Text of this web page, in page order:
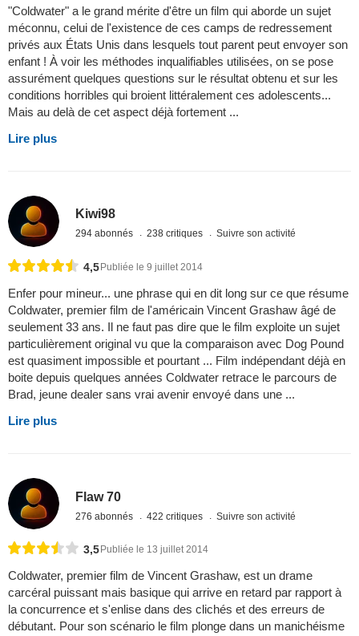
"Coldwater" a le grand mérite d'être un film qui aborde un sujet
méconnu, celui de l'existence de ces camps de redressement
privés aux États Unis dans lesquels tout parent peut envoyer son
enfant ! À voir les méthodes inqualifiables utilisées, on se pose
assurément quelques questions sur le résultat obtenu et sur les
conditions horribles qui broient littéralement ces adolescents...
Mais au delà de cet aspect déjà fortement ...
Lire plus
Kiwi98
294 abonnés 238 critiques Suivre son activité
4,5 Publiée le 9 juillet 2014
Enfer pour mineur... une phrase qui en dit long sur ce que résume
Coldwater, premier film de l'américain Vincent Grashaw âgé de
seulement 33 ans. Il ne faut pas dire que le film exploite un sujet
particulièrement original vu que la comparaison avec Dog Pound
est quasiment impossible et pourtant ... Film indépendant déjà en
boite depuis quelques années Coldwater retrace le parcours de
Brad, jeune dealer sans vrai avenir envoyé dans une ...
Lire plus
Flaw 70
276 abonnés 422 critiques Suivre son activité
3,5 Publiée le 13 juillet 2014
Coldwater, premier film de Vincent Grashaw, est un drame
carcéral puissant mais basique qui arrive en retard par rapport à
la concurrence et s'enlise dans des clichés et des erreurs de
débutant. Pour son scénario le film plonge dans un manichéisme